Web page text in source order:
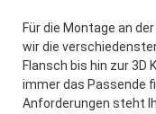
Für die Montage an
wir die
Flansch bis hin zur 3D
immer das Passende
Anforderungen steht